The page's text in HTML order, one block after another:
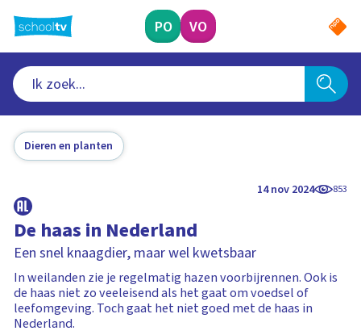
naar
hoofdinhoud
PO VO
Dieren en planten
14 nov 2024 853
De haas in Nederland
Een snel knaagdier, maar wel kwetsbaar
In weilanden zie je regelmatig hazen voorbijrennen. Ook is
de haas niet zo veeleisend als het gaat om voedsel of
leefomgeving. Toch gaat het niet goed met de haas in
Nederland.